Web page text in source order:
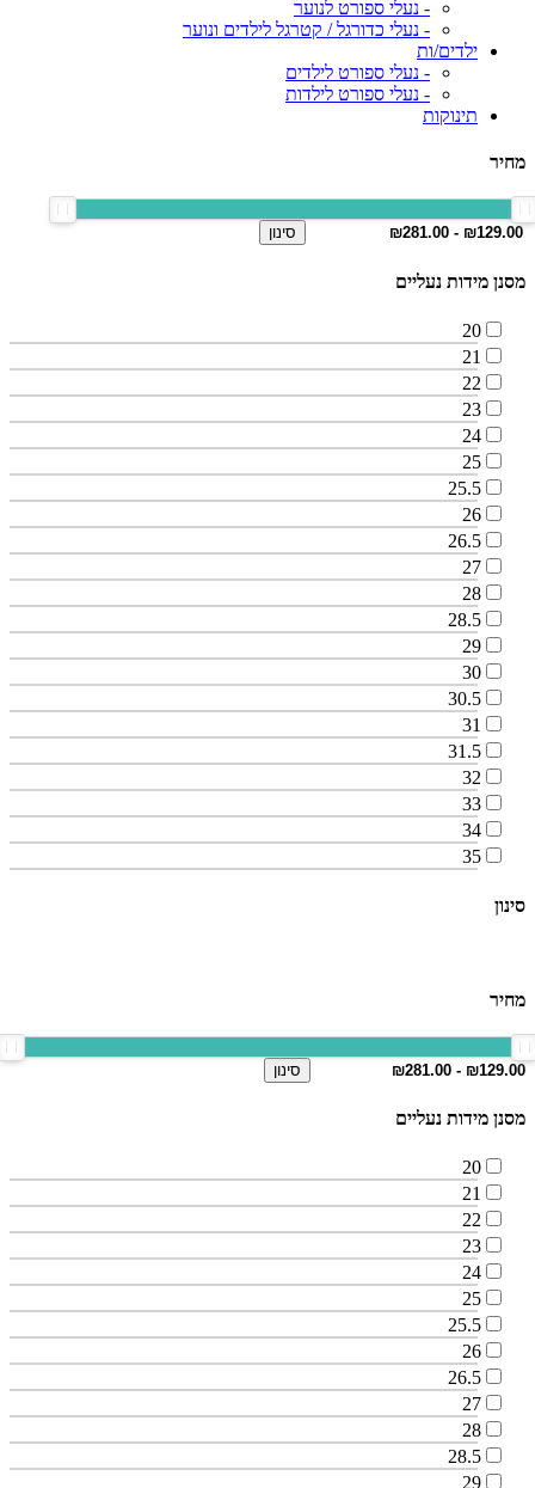
- נעלי ספורט לנוער
- נעלי כדורגל / קטרגל לילדים ונוער
ילדים/ות
- נעלי ספורט לילדים
- נעלי ספורט לילדות
תינוקות
מחיר
סינון
מסנן מידות נעליים
20
21
22
23
24
25
25.5
26
26.5
27
28
28.5
29
30
30.5
31
31.5
32
33
34
35
סינון
מחיר
סינון
מסנן מידות נעליים
20
21
22
23
24
25
25.5
26
26.5
27
28
28.5
29